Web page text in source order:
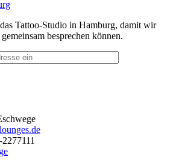
Tattoo-Studio in Hamburg, damit wir
besprechen können.